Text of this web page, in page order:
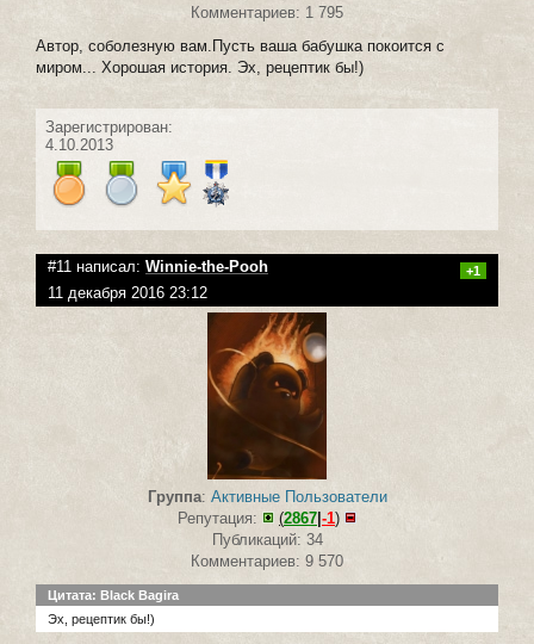
Комментариев: 1 795
Автор, соболезную вам.Пусть ваша бабушка покоится с
миром... Хорошая история. Эх, рецептик бы!)
Зарегистрирован:
4.10.2013
#11 написал: Winnie-the-Pooh +1
11 декабря 2016 23:12
Группа: Активные Пользователи
Репутация:
(2867 -1)
Публикаций: 34
Комментариев: 9 570
Цитата: Black Bagira
Эх, рецептик бы!)